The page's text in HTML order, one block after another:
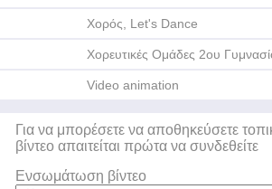
Χορός, Let's Dance
Χορευτικές Ομάδες 2ου
Video animation
Για να μπορέσετε να αποθηκεύσετε
βίντεο απαιτείται πρώτα να συνδεθείτε
Ενσωμάτωση βίντεο